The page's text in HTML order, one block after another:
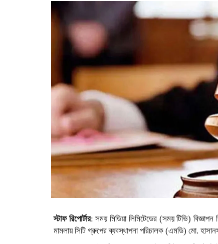
স্টাফ রিপোর্টার: সময় মিডিয়া লিমিটেডের (সময় টিভি)
মামলায় সিটি গ্রুপের ব্যবস্থাপনা পরিচালক (এমডি) মো.